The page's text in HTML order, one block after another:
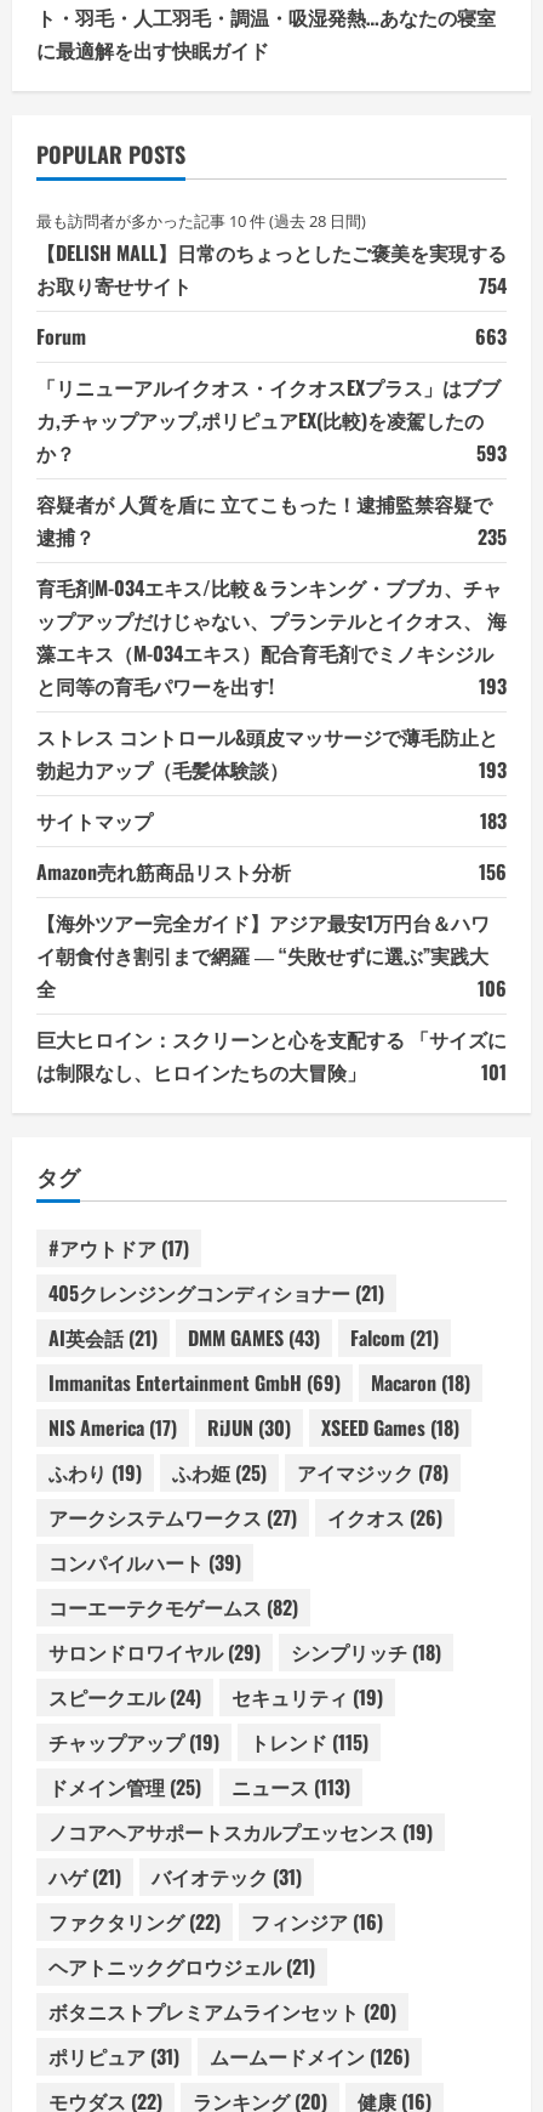
ト・羽毛・人工羽毛・調温・吸湿発熱…あなたの寝室
に最適解を出す快眠ガイド
POPULAR POSTS
最も訪問者が多かった記事 10 件 (過去 28 日間)
【DELISH MALL】日常のちょっとしたご褒美を実現する
お取り寄せサイト
754
Forum
663
「リニューアルイクオス・イクオスEXプラス」はブブ
カ,チャップアップ,ポリピュアEX(比較)を凌駕したの
か？
593
容疑者が 人質を盾に 立てこもった！逮捕監禁容疑で
逮捕？
235
育毛剤M-034エキス/比較＆ランキング・ブブカ、チャ
ップアップだけじゃない、プランテルとイクオス、 海
藻エキス（M-034エキス）配合育毛剤でミノキシジル
と同等の育毛パワーを出す!
193
ストレス コントロール&頭皮マッサージで薄毛防止と
勃起力アップ（毛髪体験談）
193
サイトマップ
183
Amazon売れ筋商品リスト分析
156
【海外ツアー完全ガイド】アジア最安1万円台＆ハワ
イ朝食付き割引まで網羅 ― “失敗せずに選ぶ”実践大
全
106
巨大ヒロイン：スクリーンと心を支配する 「サイズに
は制限なし、ヒロインたちの大冒険」
101
タグ
#アウトドア (17)
405クレンジングコンディショナー (21)
AI英会話(21) DMM GAMES (43) Falcom (21)
Immanitas Entertainment GmbH (69) Macaron (18)
NIS America (17) RiJUN (30) XSEED Games (18)
ふわり (19) ふわ姫 (25) アイマジック (78)
アークシステムワークス (27) イクオス (26)
コンパイルハート (39)
コーエーテクモゲームス (82)
サロンドロワイヤル(29) シンプリッチ (18)
スピークエル(24) セキュリティ (19)
チャップアップ(19) トレンド (115)
ドメイン管理 (25) ニュース (113)
ノコアヘアサポートスカルプエッセンス (19)
ハゲ(21) バイオテック (31)
ファクタリング(22) フィンジア (16)
ヘアトニックグロウジェル(21)
ボタニストプレミアムラインセット (20)
ポリピュア (31) ムームードメイン (126)
モウダス (22) ランキング(20) 健康 (16)